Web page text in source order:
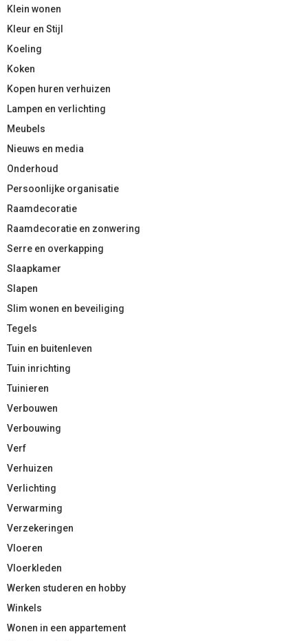
Klein wonen
Kleur en Stijl
Koeling
Koken
Kopen huren verhuizen
Lampen en verlichting
Meubels
Nieuws en media
Onderhoud
Persoonlijke organisatie
Raamdecoratie
Raamdecoratie en zonwering
Serre en overkapping
Slaapkamer
Slapen
Slim wonen en beveiliging
Tegels
Tuin en buitenleven
Tuin inrichting
Tuinieren
Verbouwen
Verbouwing
Verf
Verhuizen
Verlichting
Verwarming
Verzekeringen
Vloeren
Vloerkleden
Werken studeren en hobby
Winkels
Wonen in een appartement